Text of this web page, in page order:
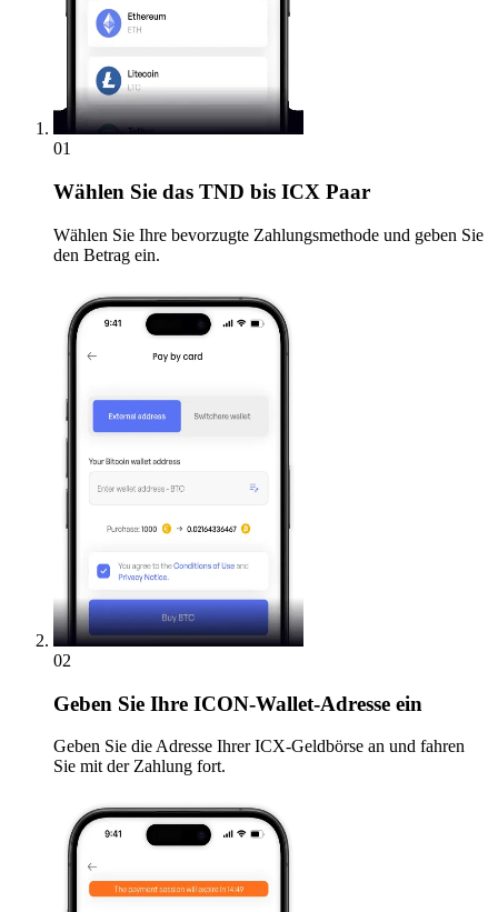
01
Wählen Sie das TND bis ICX Paar
Wählen Sie Ihre bevorzugte Zahlungsmethode und geben Sie
den Betrag ein.
02
Geben Sie Ihre ICON-Wallet-Adresse ein
Geben Sie die Adresse Ihrer ICX-Geldbörse an und fahren
Sie mit der Zahlung fort.